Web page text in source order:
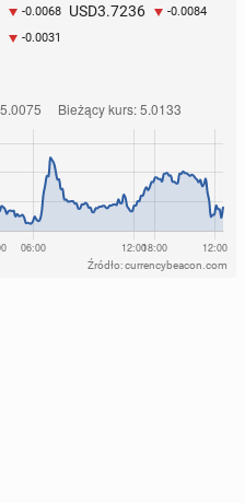
-0.0068 USD3.7236 -0.0084
-0.0031
Źródło: currencybeacon.com